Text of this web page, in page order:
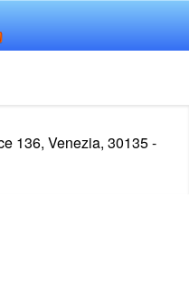
136, Venezia, 30135 -